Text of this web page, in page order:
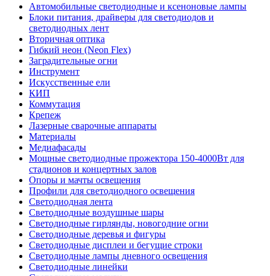
Автомобильные светодиодные и ксеноновые лампы
Блоки питания, драйверы для светодиодов и
светодиодных лент
Вторичная оптика
Гибкий неон (Neon Flex)
Заградительные огни
Инструмент
Искусственные ели
КИП
Коммутация
Крепеж
Лазерные сварочные аппараты
Материалы
Медиафасады
Мощные светодиодные прожектора 150-4000Вт для
стадионов и концертных залов
Опоры и мачты освещения
Профили для светодиодного освещения
Светодиодная лента
Светодиодные воздушные шары
Светодиодные гирлянды, новогодние огни
Светодиодные деревья и фигуры
Светодиодные дисплеи и бегущие строки
Светодиодные лампы дневного освещения
Светодиодные линейки